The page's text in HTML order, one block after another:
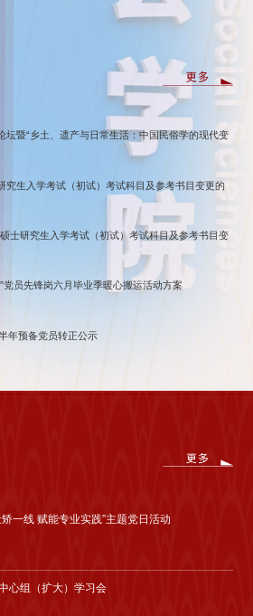
坛暨“乡土、遗产与日常生活：中国民俗学的现代变
究生入学考试（初试）考试科目及参考书目变更的
士研究生入学考试（初试）考试科目及参考书目变
党员先锋岗六月毕业季暖心搬运活动方案
年预备党员转正公示
一线 赋能专业实践”主题党日活动
心组（扩大）学习会